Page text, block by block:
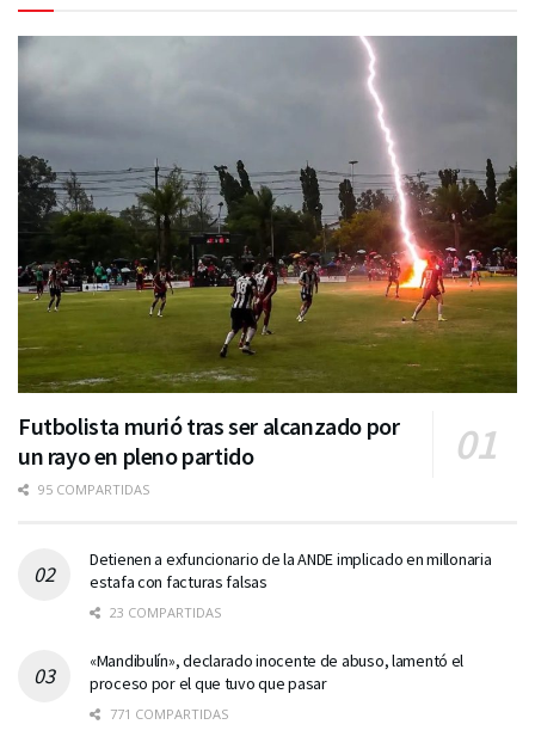
Futbolista murió tras ser alcanzado por
un rayo en pleno partido
95 COMPARTIDAS
Detienen a exfuncionario de la ANDE implicado en millonaria
estafa con facturas falsas
23 COMPARTIDAS
«Mandibulín», declarado inocente de abuso, lamentó el
proceso por el que tuvo que pasar
771 COMPARTIDAS